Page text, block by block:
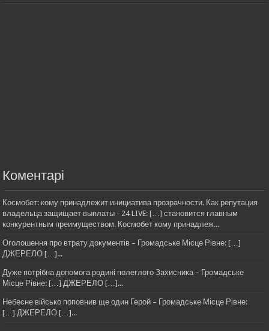
Коментарі
Космобет: кому принадлежит инициатива прозрачности. Как репутация
владельца защищает выплаты - 24 LIVE: […] становится главным
конкурентным преимуществом. Космобет кому принадлеж...
Оголошення про втрату документів – Громадське Місце Рівне: […]
ДЖЕРЕЛО […]...
Дуже потрібна допомога родині полеглого Захисника – Громадське
Місце Рівне: […] ДЖЕРЕЛО […]...
Небесне військо поповнив ще один Герой – Громадське Місце Рівне:
[…] ДЖЕРЕЛО […]...